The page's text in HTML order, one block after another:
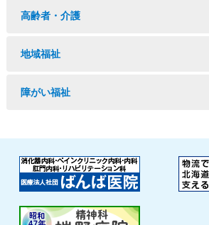
高齢者・介護
地域福祉
障がい福祉